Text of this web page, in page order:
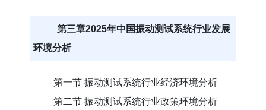
第三章2025年中国振动测试系统行业发展
环境分析
第一节 振动测试系统行业经济环境分析
第二节 振动测试系统行业政策环境分析